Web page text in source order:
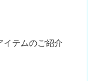
イテムのご紹介